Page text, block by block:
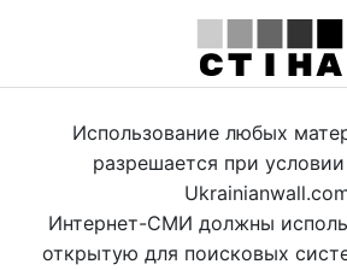
Использование любых
разрешается при
Интернет-СМИ должны
открытую для поисковых